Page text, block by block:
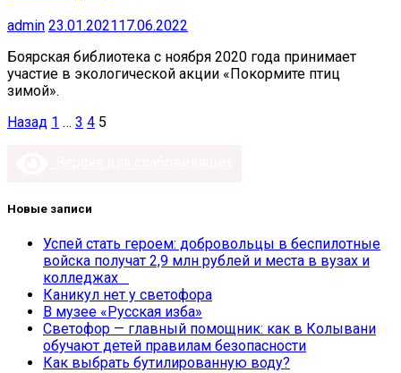
admin 23.01.202117.06.2022
Боярская библиотека с ноября 2020 года принимает
участие в экологической акции «Покормите птиц
зимой».
Пагинация
Назад 1 … 3 4 5
Новые записи
Успей стать героем: добровольцы в беспилотные
войска получат 2,9 млн рублей и места в вузах и
колледжах
Каникул нет у светофора
В музее «Русская изба»
Светофор — главный помощник: как в Колывани
обучают детей правилам безопасности
Как выбрать бутилированную воду?